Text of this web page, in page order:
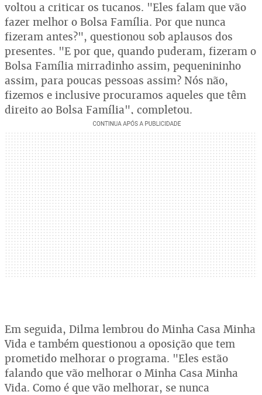
voltou a criticar os tucanos. "Eles falam que vão
fazer melhor o Bolsa Família. Por que nunca
fizeram antes?", questionou sob aplausos dos
presentes. "E por que, quando puderam, fizeram o
Bolsa Família mirradinho assim, pequenininho
assim, para poucas pessoas assim? Nós não,
fizemos e inclusive procuramos aqueles que têm
direito ao Bolsa Família", completou.
Em seguida, Dilma lembrou do Minha Casa Minha
Vida e também questionou a oposição que tem
prometido melhorar o programa. "Eles estão
falando que vão melhorar o Minha Casa Minha
Vida. Como é que vão melhorar, se nunca